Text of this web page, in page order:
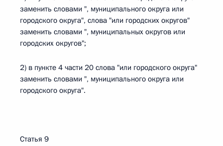
заменить словами ", муниципального округа или
городского округа", слова "или городских округов"
заменить словами ", муниципальных округов или
городских округов";
2) в пункте 4 части 20 слова "или городского округа"
заменить словами ", муниципального округа или
городского округа".
Статья 9